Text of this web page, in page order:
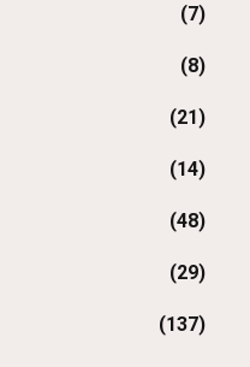
(7)
(8)
(21)
(14)
(48)
(29)
(137)